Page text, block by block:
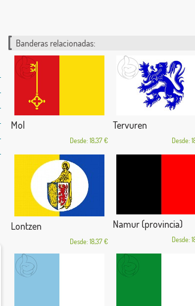
Banderas relacionadas:
Mol
Desde: 18,37 €
Tervuren
Desde:
Lontzen
Desde: 18,37 €
Namur (provincia)
Desde: